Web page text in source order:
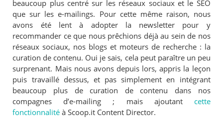
beaucoup plus centré sur les réseaux sociaux et le SEO
que sur les e-mailings. Pour cette même raison, nous
avons été lent à adopter la newsletter pour y
recommander ce que nous prêchions déjà au sein de nos
réseaux sociaux, nos blogs et moteurs de recherche : la
curation de contenu. Oui je sais, cela peut paraître un peu
surprenant. Mais nous avons depuis lors, appris la leçon
puis travaillé dessus, et pas simplement en intégrant
beaucoup plus de curation de contenu dans nos
compagnes d’e-mailing ; mais ajoutant cette
fonctionnalité à Scoop.it Content Director.